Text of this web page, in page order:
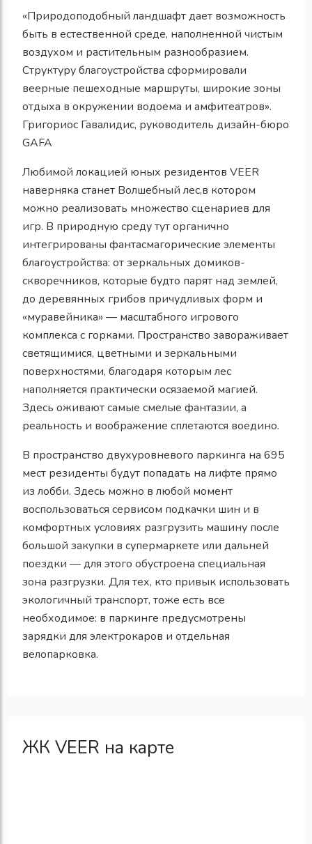
«Природоподобный ландшафт дает возможность
быть в естественной среде, наполненной чистым
воздухом и растительным разнообразием.
Структуру благоустройства сформировали
веерные пешеходные маршруты, широкие зоны
отдыха в окружении водоема и амфитеатров».
Григориoс Гавалидис, руководитель дизайн-бюро
GAFA
Любимой локацией юных резидентов VEER
наверняка станет Волшебный лес,в котором
можно реализовать множество сценариев для
игр. В природную среду тут органично
интегрированы фантасмагорические элементы
благоустройства: от зеркальных домиков-
скворечников, которые будто парят над землей,
до деревянных грибов причудливых форм и
«муравейника» — масштабного игрового
комплекса с горками. Пространство завораживает
светящимися, цветными и зеркальными
поверхностями, благодаря которым лес
наполняется практически осязаемой магией.
Здесь оживают самые смелые фантазии, а
реальность и воображение сплетаются воедино.
В пространство двухуровневого паркинга на 695
мест резиденты будут попадать на лифте прямо
из лобби. Здесь можно в любой момент
воспользоваться сервисом подкачки шин и в
комфортных условиях разгрузить машину после
большой закупки в супермаркете или дальней
поездки — для этого обустроена специальная
зона разгрузки. Для тех, кто привык использовать
экологичный транспорт, тоже есть все
необходимое: в паркинге предусмотрены
зарядки для электрокаров и отдельная
велопарковка.
ЖК VEER на карте